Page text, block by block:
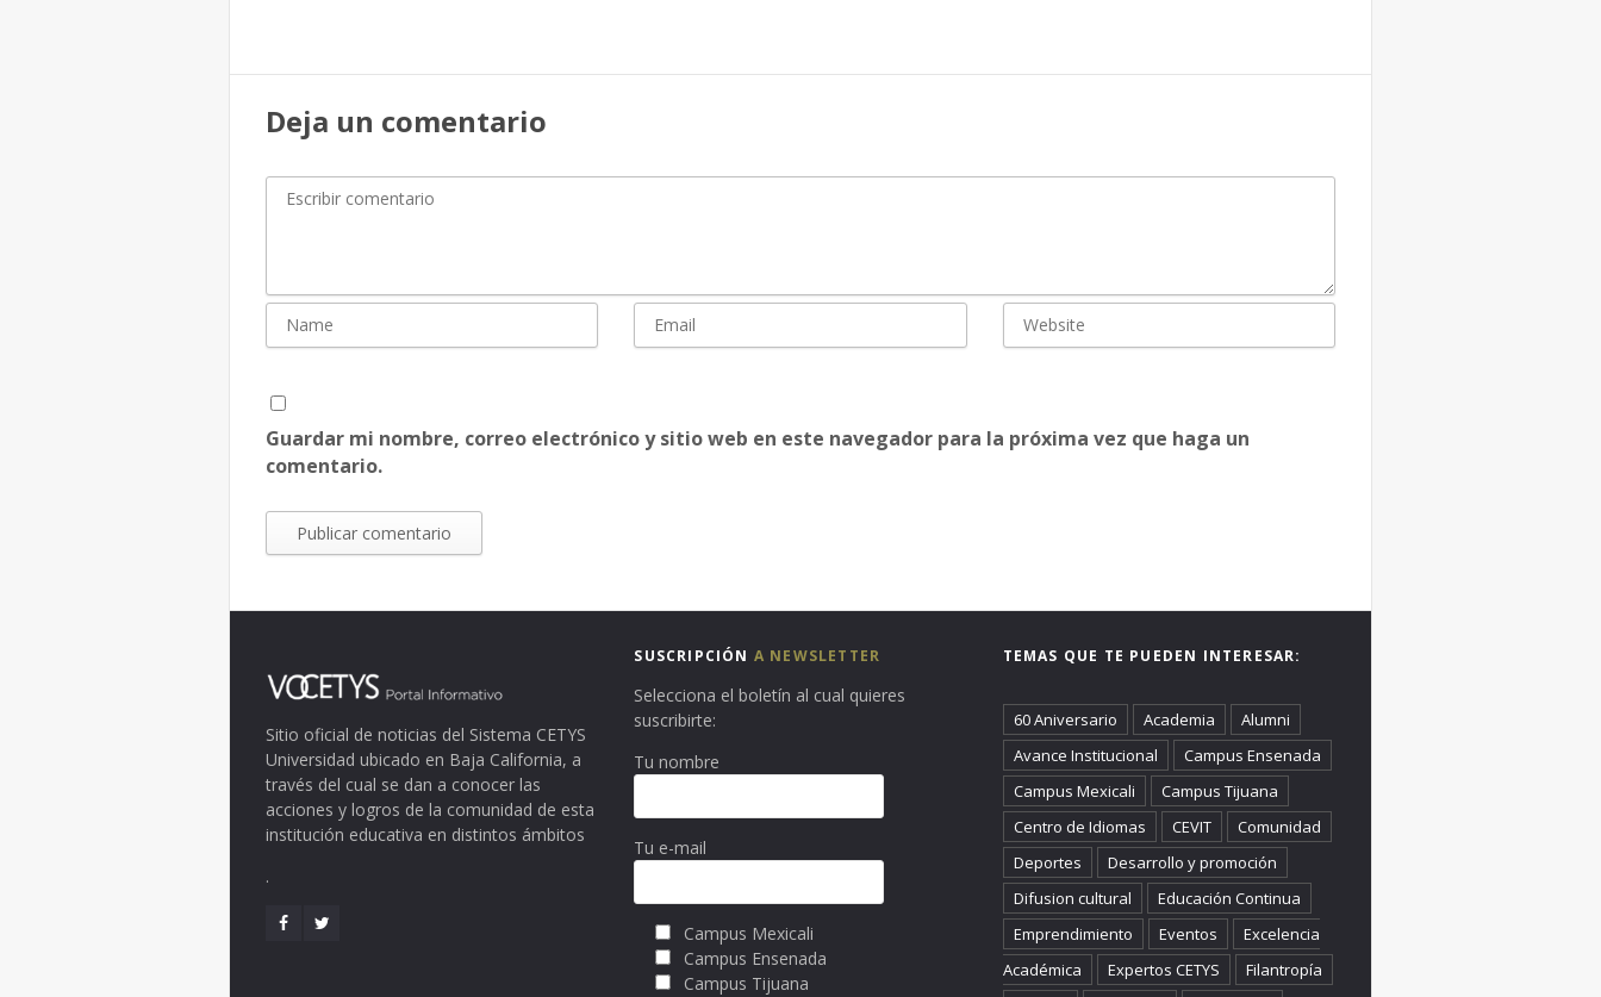
Deja un comentario
Guardar mi nombre, correo electrónico y sitio web en este navegador para la próxima vez que haga un
comentario.
Sitio oficial de noticias del Sistema CETYS
Universidad ubicado en Baja California, a
través del cual se dan a conocer las
acciones y logros de la comunidad de esta
institución educativa en distintos ámbitos
.
SUSCRIPCIÓN A NEWSLETTER
Selecciona el boletín al cual quieres
suscribirte:
Tu nombre
Tu e-mail
Campus Mexicali
Campus Ensenada
Campus Tijuana
TEMAS QUE TE PUEDEN INTERESAR:
60 Aniversario Academia
Alumni
Avance Institucional
Campus Ensenada
Campus Mexicali
Campus Tijuana
Centro de Idiomas
CEVIT
Comunidad
Deportes
Desarrollo y promoción
Difusion cultural
Educación Continua
Emprendimiento
Eventos
Excelencia
Académica
Expertos CETYS
Filantropía